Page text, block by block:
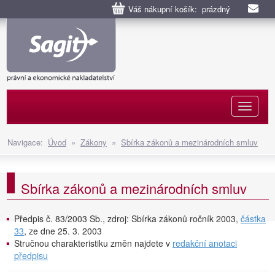
Váš nákupní košík: prázdný
Navigace: Úvod » Zákony » Sbírka zákonů a mezinárodních smluv
Sbírka zákonů a mezinárodních smluv
Předpis č. 83/2003 Sb., zdroj: Sbírka zákonů ročník 2003, částka
33, ze dne 25. 3. 2003
Stručnou charakteristiku změn najdete v redakční anotaci
předpisu